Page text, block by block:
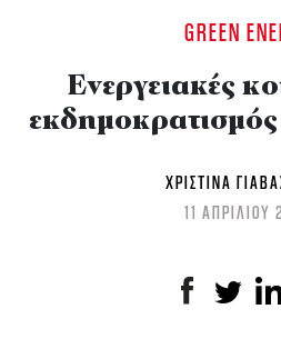
GREEN
Ενεργειακές
εκδημοκρατισμός
ΧΡΙΣΤΊΝΑ
11 ΑΠΡΙΛΙΟΥ